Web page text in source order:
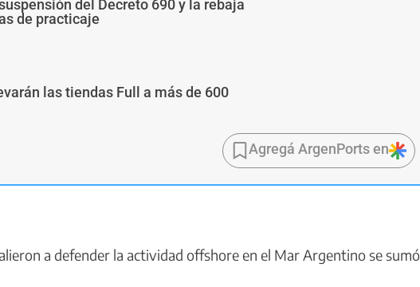
del Decreto 690 y la rebaja
de practicaje
las tiendas Full a más de 600
Agregá ArgenPorts en
a defender la actividad offshore en el Mar Argentino se sumó